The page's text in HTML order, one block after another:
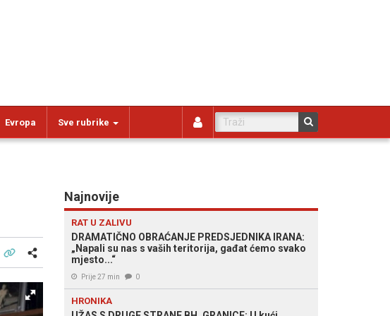
Evropa Sve rubrike
Najnovije
RAT U ZALIVU
DRAMATIČNO OBRAĆANJE PREDSJEDNIKA IRANA:
„Napali su nas s vaših teritorija, gađat ćemo svako
mjesto...“
Prije 27 min 0
HRONIKA